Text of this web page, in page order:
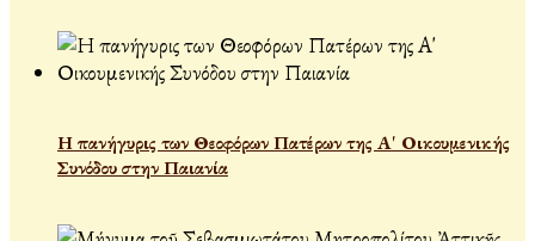
Η πανήγυρις των Θεοφόρων Πατέρων της Α' Οικουμενικής
Συνόδου στην Παιανία